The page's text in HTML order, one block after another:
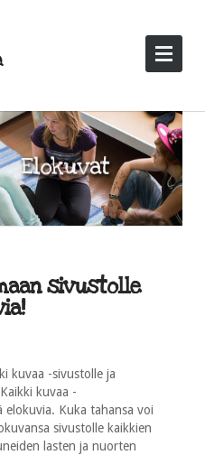
sivustolle
kuvaa -sivustolle ja
kuvaa -
Kuka tahansa voi
sivustolle kaikkien
lasten ja nuorten